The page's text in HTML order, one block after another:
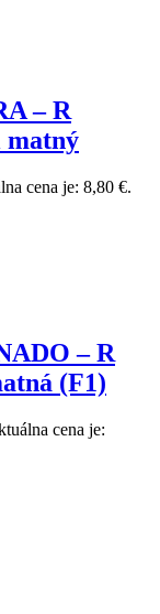
– R
matný
cena je: 8,80 €.
– R
(F1)
cena je: